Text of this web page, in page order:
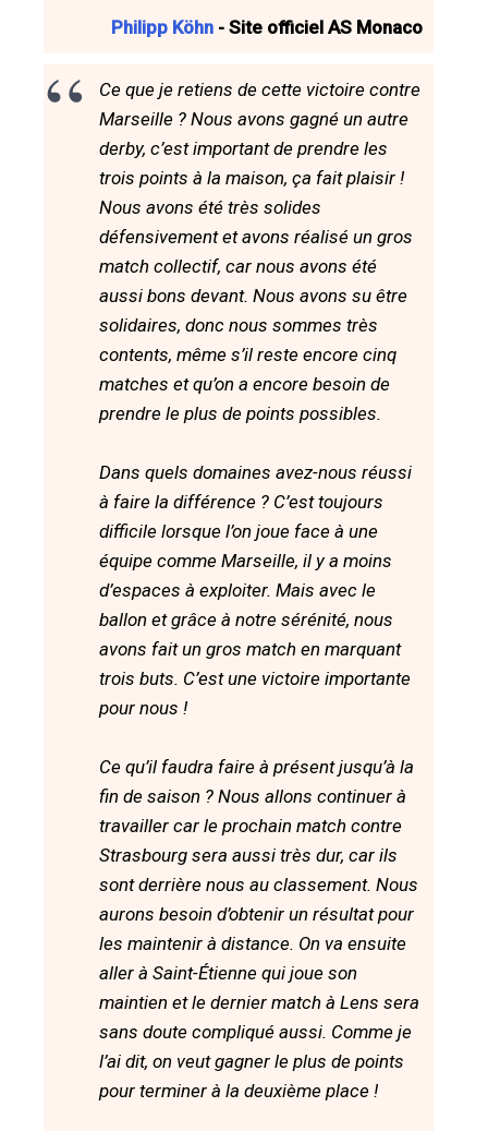
Philipp Köhn - Site officiel AS Monaco
Ce que je retiens de cette victoire contre
Marseille ? Nous avons gagné un autre
derby, c’est important de prendre les
trois points à la maison, ça fait plaisir !
Nous avons été très solides
défensivement et avons réalisé un gros
match collectif, car nous avons été
aussi bons devant. Nous avons su être
solidaires, donc nous sommes très
contents, même s’il reste encore cinq
matches et qu’on a encore besoin de
prendre le plus de points possibles.
Dans quels domaines avez-nous réussi
à faire la différence ? C’est toujours
difficile lorsque l’on joue face à une
équipe comme Marseille, il y a moins
d’espaces à exploiter. Mais avec le
ballon et grâce à notre sérénité, nous
avons fait un gros match en marquant
trois buts. C’est une victoire importante
pour nous !
Ce qu’il faudra faire à présent jusqu’à la
fin de saison ? Nous allons continuer à
travailler car le prochain match contre
Strasbourg sera aussi très dur, car ils
sont derrière nous au classement. Nous
aurons besoin d’obtenir un résultat pour
les maintenir à distance. On va ensuite
aller à Saint-Étienne qui joue son
maintien et le dernier match à Lens sera
sans doute compliqué aussi. Comme je
l’ai dit, on veut gagner le plus de points
pour terminer à la deuxième place !